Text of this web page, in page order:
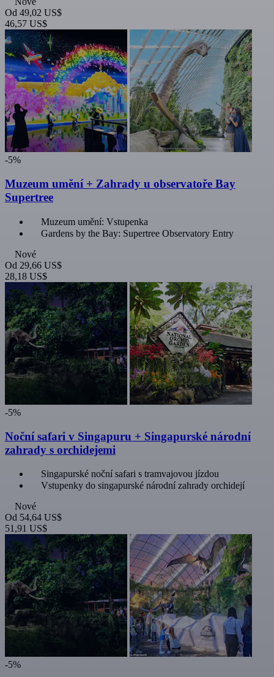
Od 49,02 US$
46,57 US$
-5%
Muzeum umění + Zahrady u observatoře Bay
Supertree
Muzeum umění: Vstupenka
Gardens by the Bay: Supertree Observatory Entry
Nové
Od 29,66 US$
28,18 US$
-5%
Noční safari v Singapuru + Singapurské národní
zahrady s orchidejemi
Singapurské noční safari s tramvajovou jízdou
Vstupenky do singapurské národní zahrady orchidejí
Nové
Od 54,64 US$
51,91 US$
-5%